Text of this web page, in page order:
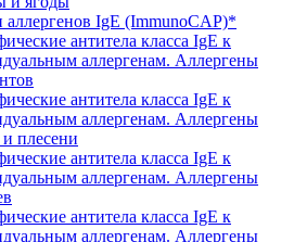
аллергенов IgE (ImmunoCAP)*
антитела класса IgE к
аллергенам. Аллергены
антитела класса IgE к
аллергенам. Аллергены
плесени
антитела класса IgE к
аллергенам. Аллергены
антитела класса IgE к
аллергенам. Аллергены